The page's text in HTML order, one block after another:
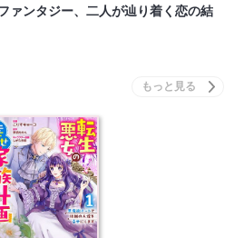
ァンタジー、二人が辿り着く恋の結